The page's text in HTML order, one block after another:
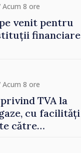
Acum 8 ore
venit pentru
financiare
Acum 8 ore
TVA la
cu facilități
către